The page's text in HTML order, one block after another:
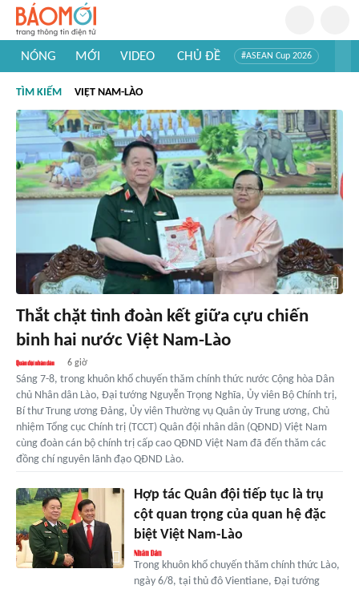
NÓNG MỚI VIDEO CHỦ ĐỀ #ASEAN Cup 2026
#Khám phá thế giới
TÌM KIẾM VIỆT NAM-LÀO
Thắt chặt tình đoàn kết giữa cựu chiến
binh hai nước Việt Nam-Lào
6 giờ
Sáng 7-8, trong khuôn khổ chuyến thăm chính thức nước Cộng hòa Dân
chủ Nhân dân Lào, Đại tướng Nguyễn Trọng Nghĩa, Ủy viên Bộ Chính trị,
Bí thư Trung ương Đảng, Ủy viên Thường vụ Quân ủy Trung ương, Chủ
nhiệm Tổng cục Chính trị (TCCT) Quân đội nhân dân (QĐND) Việt Nam
cùng đoàn cán bộ chính trị cấp cao QĐND Việt Nam đã đến thăm các
đồng chí nguyên lãnh đạo QĐND Lào.
Hợp tác Quân đội tiếp tục là trụ
cột quan trọng của quan hệ đặc
biệt Việt Nam-Lào
Trong khuôn khổ chuyến thăm chính thức Lào,
ngày 6/8, tại thủ đô Vientiane, Đại tướng